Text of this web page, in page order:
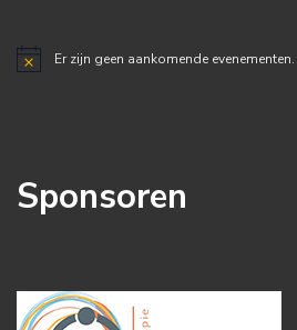
BerichtEr zijn geen aankomende evenementen.
Sponsoren